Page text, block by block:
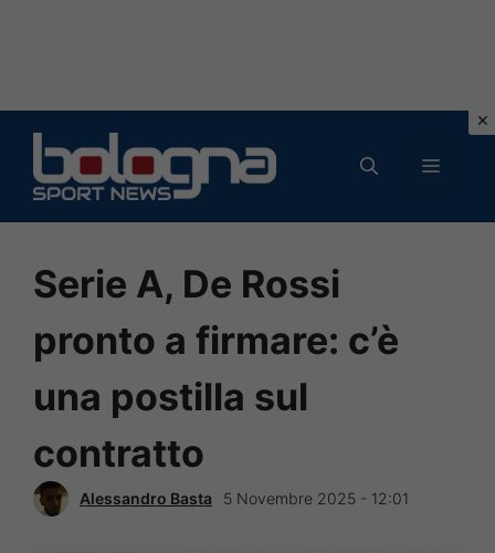
contenuto
MENU
Serie A, De Rossi
pronto a firmare: c’è
una postilla sul
contratto
Alessandro Basta 5 Novembre 2025 - 12:01